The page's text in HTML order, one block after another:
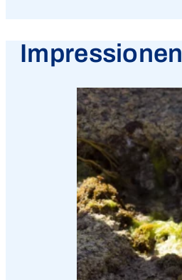
Impressionen